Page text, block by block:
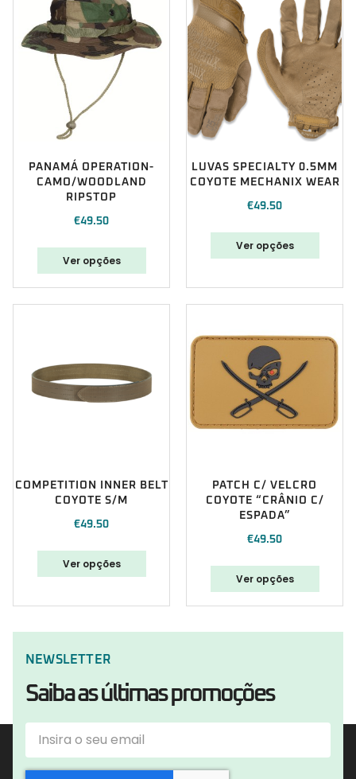
PANAMÁ OPERATION-
CAMO/WOODLAND
RIPSTOP
€49.50
Ver opções
LUVAS SPECIALTY 0.5MM
COYOTE MECHANIX WEAR
€49.50
Ver opções
COMPETITION INNER BELT
COYOTE S/M
€49.50
Ver opções
PATCH C/ VELCRO
COYOTE “CRÂNIO C/
ESPADA”
€49.50
Ver opções
NEWSLETTER
Saiba as últimas promoções